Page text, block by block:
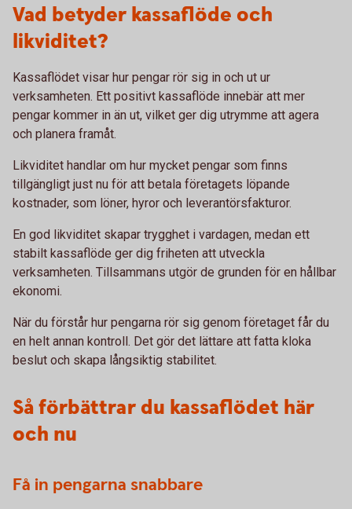
Vad betyder kassaflöde och
likviditet?
Kassaflödet visar hur pengar rör sig in och ut ur
verksamheten. Ett positivt kassaflöde innebär att mer
pengar kommer in än ut, vilket ger dig utrymme att agera
och planera framåt.
Likviditet handlar om hur mycket pengar som finns
tillgängligt just nu för att betala företagets löpande
kostnader, som löner, hyror och leverantörsfakturor.
En god likviditet skapar trygghet i vardagen, medan ett
stabilt kassaflöde ger dig friheten att utveckla
verksamheten. Tillsammans utgör de grunden för en hållbar
ekonomi.
När du förstår hur pengarna rör sig genom företaget får du
en helt annan kontroll. Det gör det lättare att fatta kloka
beslut och skapa långsiktig stabilitet.
Så förbättrar du kassaflödet här
och nu
Få in pengarna snabbare